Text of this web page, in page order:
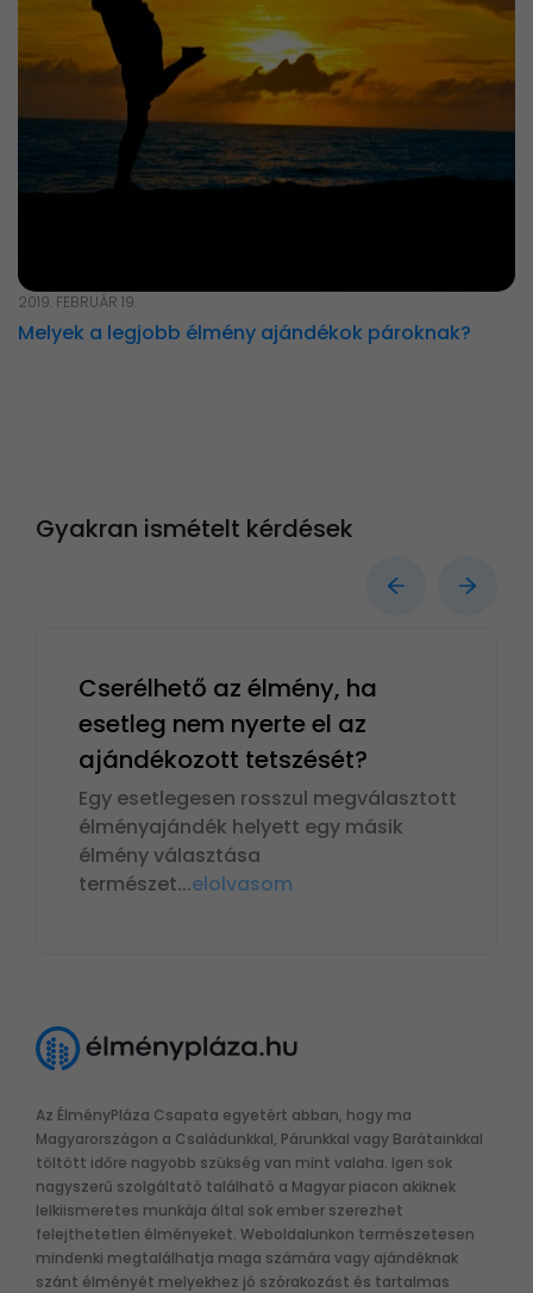
2019. FEBRUÁR 19.
Melyek a legjobb élmény ajándékok pároknak?
Gyakran ismételt kérdések
Cserélhető az élmény, ha
esetleg nem nyerte el az
ajándékozott tetszését?
Egy esetlegesen rosszul megválasztott
élményajándék helyett egy másik
élmény választása
természet...elolvasom
Az ÉlményPláza Csapata egyetért abban, hogy ma
Magyarországon a Családunkkal, Párunkkal vagy Barátainkkal
töltött időre nagyobb szükség van mint valaha. Igen sok
nagyszerű szolgáltató található a Magyar piacon akiknek
lelkiismeretes munkája által sok ember szerezhet
felejthetetlen élményeket. Weboldalunkon természetesen
mindenki megtalálhatja maga számára vagy ajándéknak
szánt élményét melyekhez jó szórakozást és tartalmas